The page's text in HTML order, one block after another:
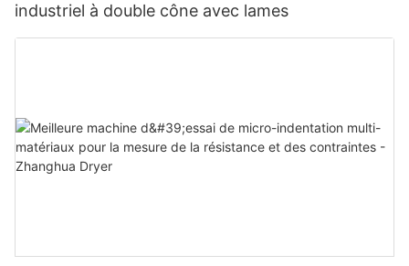
industriel à double cône avec lames